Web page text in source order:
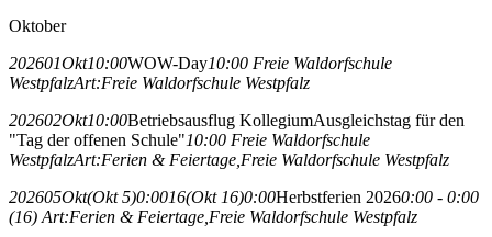
Oktober
202601Okt10:00WOW-Day10:00 Freie Waldorfschule
WestpfalzArt:Freie Waldorfschule Westpfalz
202602Okt10:00Betriebsausflug KollegiumAusgleichstag für den
"Tag der offenen Schule"10:00 Freie Waldorfschule
WestpfalzArt:Ferien & Feiertage,Freie Waldorfschule Westpfalz
202605Okt(Okt 5)0:0016(Okt 16)0:00Herbstferien 20260:00 - 0:00
(16) Art:Ferien & Feiertage,Freie Waldorfschule Westpfalz